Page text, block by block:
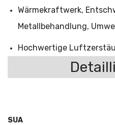
Wärmekraftwerk,
Metallbehandlung,
Hochwertige
SUA